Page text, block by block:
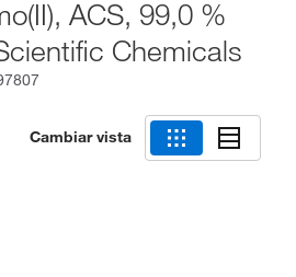
ACS, 99,0 %
Chemicals
Cambiar vista